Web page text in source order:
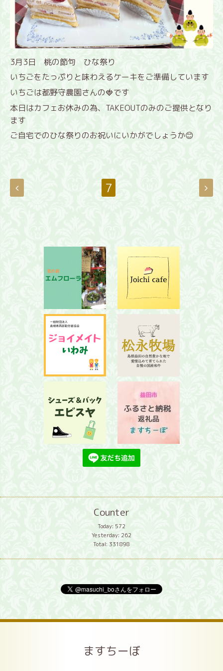
3月3日 桃の節句 ひな祭り
いちごをたっぷりと味わえるケーキをご準備しています
いちごは都野守農園さんの🍓です
本日はカフェお休みの為、TAKEOUTのみのご提供となり
ます
ご自宅でのひな祭りのお祝いにいかがでしょうか😊
7
Counter
Today: 572
Yesterday: 262
Total: 331898
ますちーぼ